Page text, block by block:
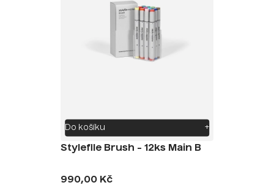
Do košíku +
Stylefile Brush - 12ks Main B
990,00 Kč